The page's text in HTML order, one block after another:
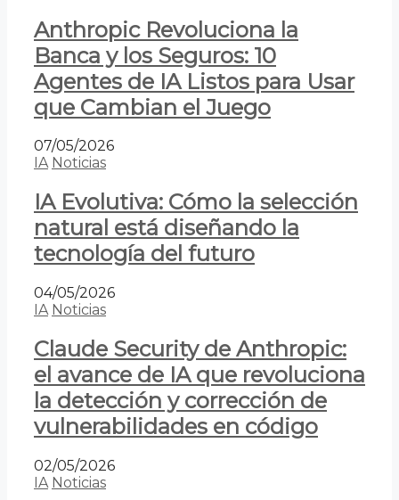
Anthropic Revoluciona la
Banca y los Seguros: 10
Agentes de IA Listos para Usar
que Cambian el Juego
07/05/2026
IA Noticias
IA Evolutiva: Cómo la selección
natural está diseñando la
tecnología del futuro
04/05/2026
IA Noticias
Claude Security de Anthropic:
el avance de IA que revoluciona
la detección y corrección de
vulnerabilidades en código
02/05/2026
IA Noticias